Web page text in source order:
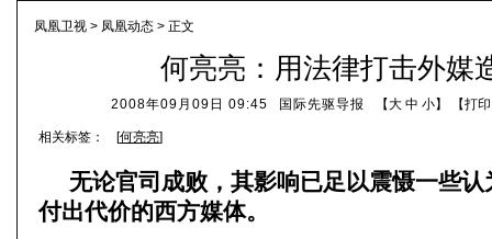
凤凰卫视 > 凤凰动态 > 正文
何亮亮：用法律打击外媒
2008年09月09日 09:45 国际先驱导报 【大 中 小】 【打印
相关标签： [何亮亮]
无论官司成败，其影响已足以震慑一些
付出代价的西方媒体。